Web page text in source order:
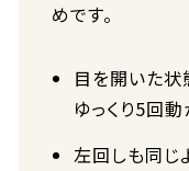
めです。
目を開いた状
ゆっくり5回動
左回しも同じ